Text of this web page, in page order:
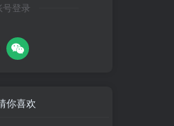
登录
你喜欢